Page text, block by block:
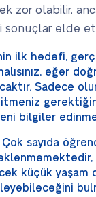
zor olabilir,
elde
ilk hedefi,
eğer
Sadece
bilgiler
Çok sayıda
küçük yaşam